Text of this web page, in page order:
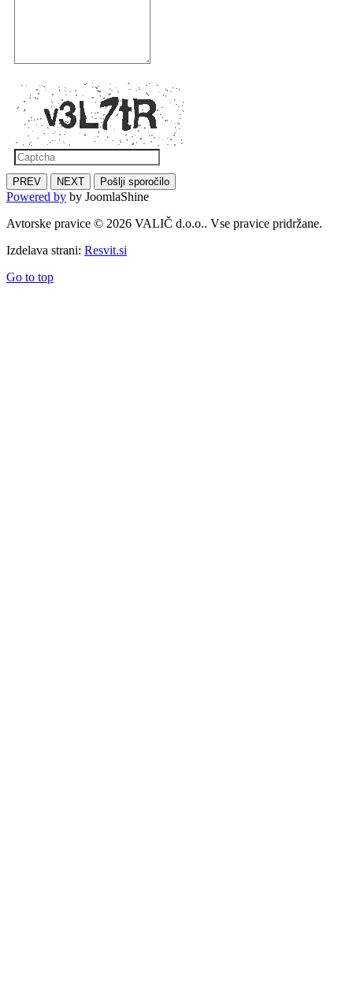
PREV NEXT Pošlji sporočilo
Powered by by JoomlaShine
Avtorske pravice © 2026 VALIČ d.o.o.. Vse pravice pridržane.
Izdelava strani: Resvit.si
Go to top